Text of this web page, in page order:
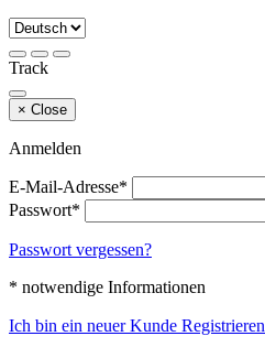
Track
× Close
Anmelden
E-Mail-Adresse*
Passwort*
Passwort vergessen?
* notwendige Informationen
Ich bin ein neuer Kunde Registrieren